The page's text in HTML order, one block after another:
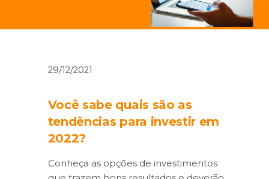
29/12/2021
Você sabe quais são as
tendências para investir em
2022?
Conheça as opções de investimentos